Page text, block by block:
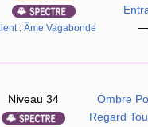
: Âme Vagabonde
—
Niveau 34
Ombre
Regard